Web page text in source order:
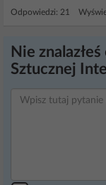
Odpowiedzi: 21
Nie
Sztucznej